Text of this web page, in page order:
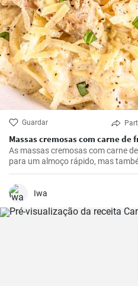
Guardar
Massas cremosas com carne de
As massas cremosas com carne
para um almoço rápido, mas
romântico.
Iwa